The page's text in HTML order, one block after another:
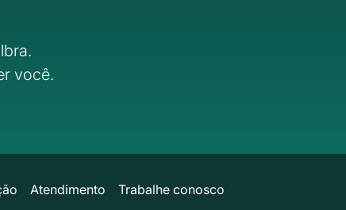
você.
Atendimento Trabalhe conosco